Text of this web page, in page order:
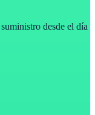
desde el día